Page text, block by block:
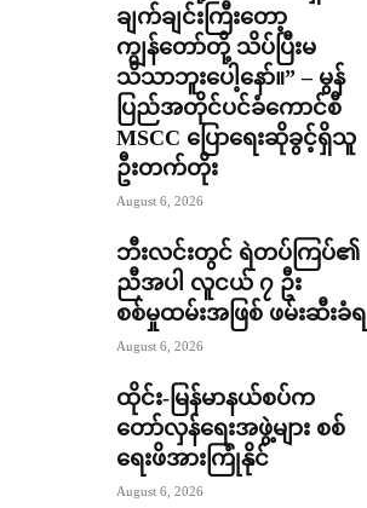
ချက်ချင်းကြီးတော့
ကျွန်တော်တို့ သိပ်ပြီးမ
သိသာဘူးပေါ့နော်။” – မွန်
ပြည်အတိုင်ပင်ခံကောင်စီ
MSCC ပြောရေးဆိုခွင့်ရှိသူ
ဦးတက်တိုး
August 6, 2026
ဘီးလင်းတွင် ရဲတပ်ကြပ်၏
ညီအပါ လူငယ် ၇ ဦး
စစ်မှုထမ်းအဖြစ် ဖမ်းဆီးခံရ
August 6, 2026
ထိုင်း-မြန်မာနယ်စပ်က
တော်လှန်ရေးအဖွဲ့များ စစ်
ရေးဖိအားကြုံနိုင်
August 6, 2026